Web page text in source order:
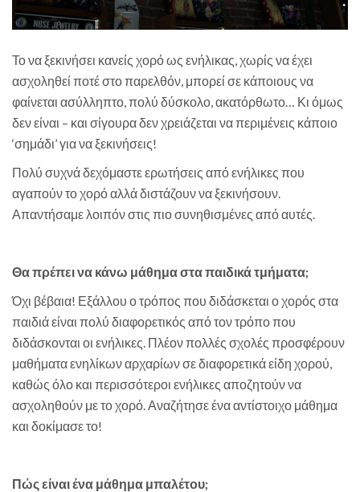
Το να ξεκινήσει κανείς χορό ως ενήλικας, χωρίς να έχει
ασχοληθεί ποτέ στο παρελθόν, μπορεί σε κάποιους να
φαίνεται ασύλληπτο, πολύ δύσκολο, ακατόρθωτο… Κι όμως
δεν είναι – και σίγουρα δεν χρειάζεται να περιμένεις κάποιο
‘σημάδι’ για να ξεκινήσεις!
Πολύ συχνά δεχόμαστε ερωτήσεις από ενήλικες που
αγαπούν το χορό αλλά διστάζουν να ξεκινήσουν.
Απαντήσαμε λοιπόν στις πιο συνηθισμένες από αυτές.
Θα πρέπει να κάνω μάθημα στα παιδικά τμήματα;
Όχι βέβαια! Εξάλλου ο τρόπος που διδάσκεται ο χορός στα
παιδιά είναι πολύ διαφορετικός από τον τρόπο που
διδάσκονται οι ενήλικες. Πλέον πολλές σχολές προσφέρουν
μαθήματα ενηλίκων αρχαρίων σε διαφορετικά είδη χορού,
καθώς όλο και περισσότεροι ενήλικες αποζητούν να
ασχοληθούν με το χορό. Αναζήτησε ένα αντίστοιχο μάθημα
και δοκίμασε το!
Πώς είναι ένα μάθημα μπαλέτου;